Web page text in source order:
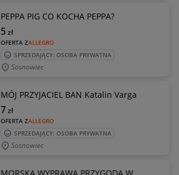
PEPPA PIG CO KOCHA PEPPA?
OFERTA ZALLEGRO
5zł
SPRZEDAJĄCY: OSOBA PRYWATNA
Sosnowiec
MÓJ PRZYJACIEL BAN Katalin Varga
OFERTA ZALLEGRO
7zł
SPRZEDAJĄCY: OSOBA PRYWATNA
Sosnowiec